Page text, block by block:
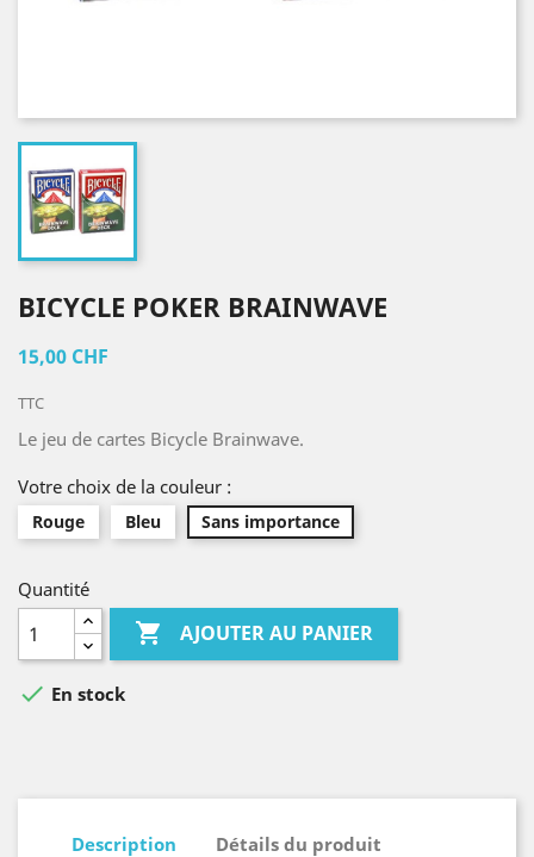
BICYCLE POKER BRAINWAVE
15,00 CHF
TTC
Le jeu de cartes Bicycle Brainwave.
Votre choix de la couleur :
Rouge Bleu Sans importance
Quantité
 AJOUTER AU PANIER
 En stock
Description Détails du produit